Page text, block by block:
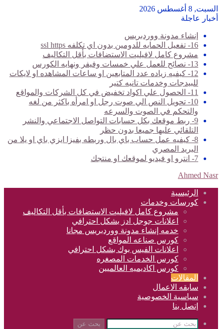
السبت, 8 أغسطس 2026
أخبار عاجلة
إنشاء مدونة ووردبريس
16- تفعيل الحمايه للدومين بدون اي تكلفه ssl https
مشروع كامل لافيليت الاستضافات بأقل التكاليف
13- نصائح للعمل علي خمسات وفيفر ونهايه الكورس
12- كيفيه زياده عدد المتابعين او ساعات المشاهده او لايكات
للبيدجات وخدمات تانيه كتير
11- الحصول علي اكواد تخفيض في كل الشركات والمواقع
10- تحويل النص الي صوت رجل او امرأه باكثر من لغه
والتحكم في الصوت والسرعه
9- ربط موقعك بكل حسابات التواصل الاجتماعي والنشر
التلقائي عليها جميعا بدون حظر
8- كيفيه عمل حساب باي بال وربطه بفيزا ايزي باي او يلا من
البريد المصري
7- انترو او فيديو لموقعك او منتجك
Ahmed Nasr
الرئيسية
كورسات وخدمات
مشروع كامل لافيليت الاستضافات بأقل التكاليف
اعلانات جوجل ادز بشكل احترافي
خدمه إنشاء مدونة ووردبريس مجانا
كورس صناعه المواقع
اعلانات الفيس بوك بشكل احترافي
كورس الخدمات المصغره
كورس اكاديميه العالميين
المقالات
سابقه الاعمال
سياسية الخصوصية
إتصل بنا
بحث عن